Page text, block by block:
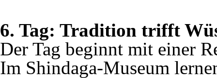
6. Tag: Tradition trifft
Der Tag beginnt mit einer
Im Shindaga-Museum